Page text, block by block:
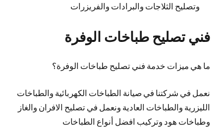
وتصليح الثلاجات والبرادات والفريزرات
فني تصليح طباخات الوفرة
ما هي ميزات خدمة فني تصليح طباخات الوفرة؟
نعمل في شركتنا في صيانة الطباخات الكهربائية والطباخات
الليزرية والطباخات العادية ونعمل في تصليح الافران والغاز
وطباخات هود وتركيب افضل أنواع الطباخات